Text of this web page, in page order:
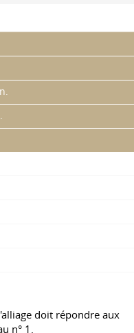
doit répondre aux
n° 1.